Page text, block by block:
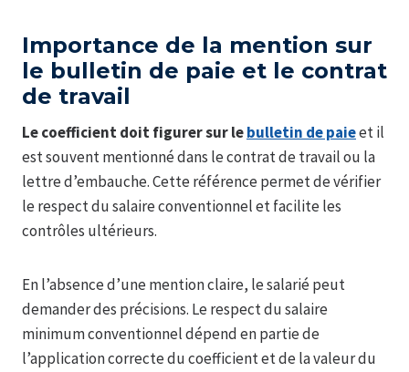
Importance de la mention sur
le bulletin de paie et le contrat
de travail
Le coefficient doit figurer sur lebulletin de paieet il
est souvent mentionné dans le contrat de travail ou la
lettre d’embauche. Cette référence permet de vérifier
le respect du salaire conventionnel et facilite les
contrôles ultérieurs.
En l’absence d’une mention claire, le salarié peut
demander des précisions. Le respect du salaire
minimum conventionnel dépend en partie de
l’application correcte du coefficient et de la valeur du